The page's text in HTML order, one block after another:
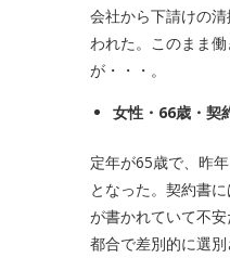
会社から下請けの
われた。このまま
が・・・。
女性・ 66歳・契
定年が65歳で、昨
となった。契約書
が書かれていて不
都合で差別的に選別